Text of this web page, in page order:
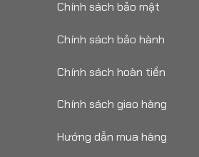
Chính sách bảo mật
Chính sách bảo hành
Chính sách hoàn tiền
Chính sách giao hàng
Hướng dẫn mua hàng